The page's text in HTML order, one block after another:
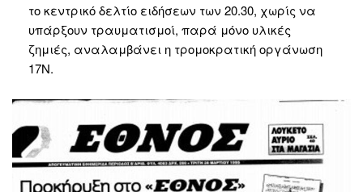
το κεντρικό δελτίο ειδήσεων των 20.30, χωρίς να
υπάρξουν τραυματισμοί, παρά μόνο υλικές
ζημιές, αναλαμβάνει η τρομοκρατική οργάνωση
17Ν.